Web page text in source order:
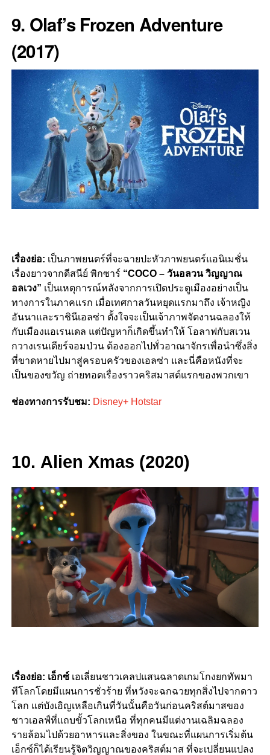
9. Olaf’s Frozen Adventure
(2017)
เรื่องย่อ: เป็นภาพยนตร์ที่จะฉายปะหัวภาพยนตร์แอนิเมชั่น
เรื่องยาวจากดีสนีย์ พิกซาร์ “COCO – วันอลวน วิญญาณ
อลเวง” เป็นเหตุการณ์หลังจากการเปิดประตูเมืองอย่างเป็น
ทางการในภาคแรก เมื่อเทศกาลวันหยุดแรกมาถึง เจ้าหญิง
อันนาและราชินีเอลซ่า ตั้งใจจะเป็นเจ้าภาพจัดงานฉลองให้
กับเมืองแอเรนเดล แต่ปัญหาก็เกิดขึ้นทำให้ โอลาฟกับสเวน
กวางเรนเดียร์จอมป่วน ต้องออกไปทั่วอาณาจักรเพื่อนำซึ่งสิ่ง
ที่ขาดหายไปมาสู่ครอบครัวของเอลซ่า และนี่คือหนังที่จะ
เป็นของขวัญ ถ่ายทอดเรื่องราวคริสมาสต์แรกของพวกเขา
ช่องทางการรับชม: Disney+ Hotstar
10. Alien Xmas (2020)
เรื่องย่อ: เอ็กซ์เอเลี่ยนชาวเคลปแสนฉลาดเกมโกงยกทัพมา
ทีโลกโดยมีแผนการชั่วร้าย ที่หวังจะฉกฉวยทุกสิ่งไปจากดาว
โลก แต่บังเอิญเหลือเกินที่วันนั้นคือวันก่อนคริสต์มาสของ
ชาวเอลฟ์ที่แถบขั้วโลกเหนือ ที่ทุกคนมีแต่งานเฉลิมฉลอง
รายล้อมไปด้วยอาหารและสิ่งของ ในขณะที่แผนการเริ่มต้น
เอ็กซ์ก็ได้เรียนรู้จิตวิญญาณของคริสต์มาส ที่จะเปลี่ยนแปลง